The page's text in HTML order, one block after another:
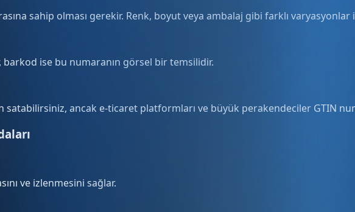
sahip olması gerekir. Renk, boyut veya ambalaj gibi farklı varyasyonlar
barkod ise bu numaranın görsel bir temsilidir.
satabilirsiniz, ancak e-ticaret platformları ve büyük perakendeciler GTIN
ve izlenmesini sağlar.